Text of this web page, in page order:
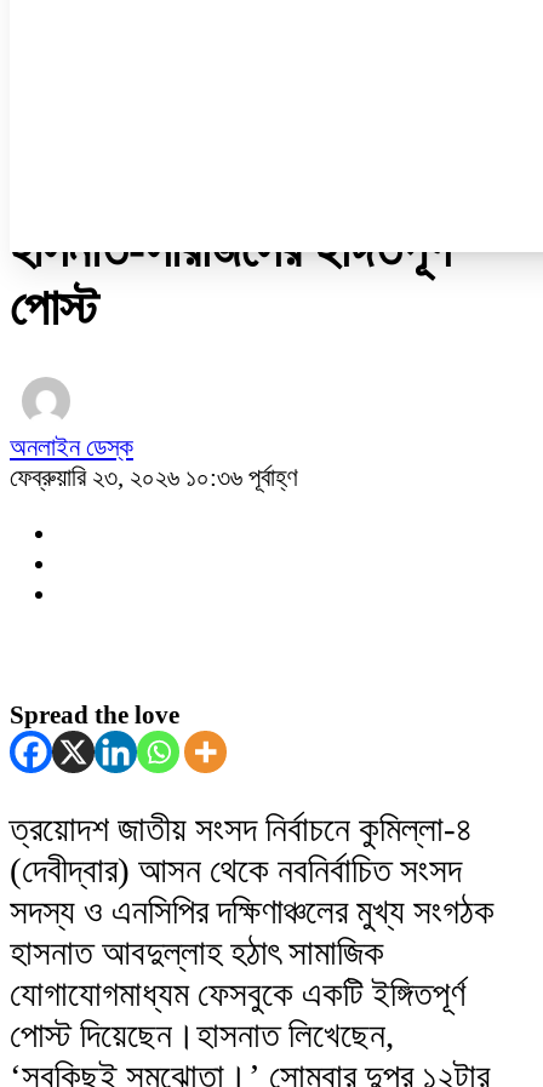
হাসনাত-সারজিসের ইঙ্গিতপূর্ণ
পোস্ট
অনলাইন ডেস্ক
ফেব্রুয়ারি ২৩, ২০২৬ ১০:৩৬ পূর্বাহ্ণ
Spread the love
ত্রয়োদশ জাতীয় সংসদ নির্বাচনে কুমিল্লা-৪
(দেবীদ্বার) আসন থেকে নবনির্বাচিত সংসদ
সদস্য ও এনসিপির দক্ষিণাঞ্চলের মুখ্য সংগঠক
হাসনাত আবদুল্লাহ হঠাৎ সামাজিক
যোগাযোগমাধ্যম ফেসবুকে একটি ইঙ্গিতপূর্ণ
পোস্ট দিয়েছেন।হাসনাত লিখেছেন,
‘সবকিছুই সমঝোতা।’ সোমবার দুপুর ১২টার